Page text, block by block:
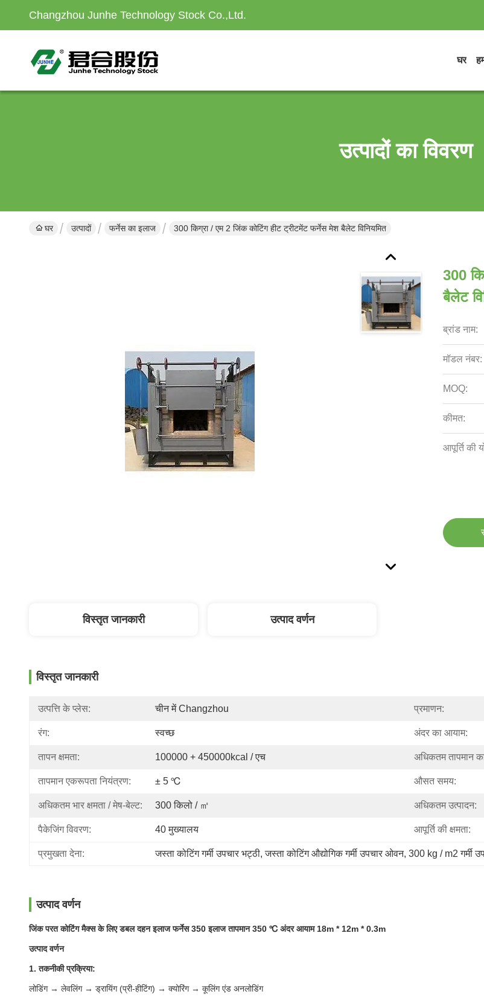
Changzhou Junhe Technology Stock Co.,Ltd.
घर
उत्पादों का विवरण
घर उत्पादों फर्नेस का इलाज 300 किग्रा / एम 2 जिंक कोटिंग हीट ट्रीटमेंट फर्नेस मेश बैलेट विनियमित
300
बैलेट
ब्रांड नाम:
मॉडल नंबर:
MOQ:
कीमत:
आपूर्ति की
विस्तृत जानकारी उत्पाद वर्णन
विस्तृत जानकारी
उत्पत्ति के प्लेस: चीन में Changzhou प्रमाणन:
रंग: स्वच्छ अंदर का आयाम:
तापन क्षमता: 100000 + 450000kcal / एच अधिकतम तापमान
तापमान एकरूपता नियंत्रण: ± 5 ℃ औसत समय:
अधिकतम भार क्षमता / मेष-बेल्ट: 300 किलो / ㎡ अधिकतम उत्पादन:
पैकेजिंग विवरण: 40 मुख्यालय आपूर्ति की क्षमता:
प्रमुखता देना: जस्ता कोटिंग गर्मी उपचार भट्ठी, जस्ता कोटिंग औद्योगिक गर्मी उपचार ओवन, 300 kg / m2 गर्मी
उत्पाद वर्णन
जिंक परत कोटिंग मैक्स के लिए डबल दहन इलाज फर्नेस 350 इलाज तापमान 350 ℃ अंदर आयाम 18m * 12m * 0.3m
उत्पाद वर्णन
1. तकनीकी प्रक्रिया:
लोडिंग → लेवलिंग → ड्रायिंग (प्री-हीटिंग) → क्योरिंग → कूलिंग एंड अनलोडिंग